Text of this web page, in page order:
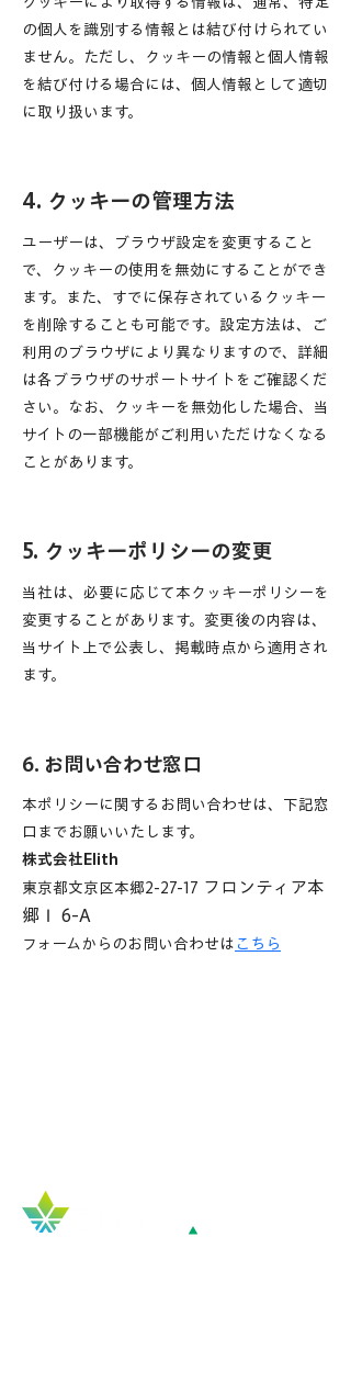
の個人を識別する情報とは結び付けられてい
ません。ただし、クッキーの情報と個人情報
を結び付ける場合には、個人情報として適切
に取り扱います。
4. クッキーの管理方法
ユーザーは、ブラウザ設定を変更すること
で、クッキーの使用を無効にすることができ
ます。また、すでに保存されているクッキー
を削除することも可能です。設定方法は、ご
利用のブラウザにより異なりますので、詳細
は各ブラウザのサポートサイトをご確認くだ
さい。なお、クッキーを無効化した場合、当
サイトの一部機能がご利用いただけなくなる
ことがあります。
5. クッキーポリシーの変更
当社は、必要に応じて本クッキーポリシーを
変更することがあります。変更後の内容は、
当サイト上で公表し、掲載時点から適用され
ます。
6. お問い合わせ窓口
本ポリシーに関するお問い合わせは、下記窓
口までお願いいたします。
株式会社Elith
東京都文京区本郷2-27-17 フロンティア本
郷Ⅰ 6-A
​フォームからのお問い合わせは こちら